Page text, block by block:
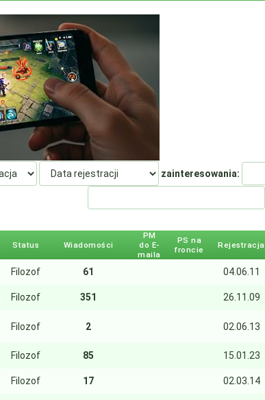
zainteresowania:
Status Wiadomości
PM
do E-
maila
PS na
froncie
Rejestracja
Filozof 61 04.06.11
Filozof 351 26.11.09
Filozof 2 02.06.13
Filozof 85 15.01.23
Filozof 17 02.03.14